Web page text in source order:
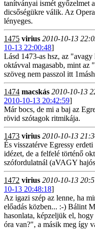
tanítványai ismét győzelmet
dicsőségükre válik. Az
lényeges.
1475 virius 2010-10-13
10-13 22:00:48]
Lásd 1473-as hsz, az
oktávval magasabb, mint az
szöveg nem passzol itt
1474 macskás 2010-10-13
2010-10-13 20:42:59]
Már bocs, de mi a baj az
rövid szótagok ritmikája.
1473 virius 2010-10-13
És visszatérve Egressy
idézet, de a felfelé történő
szófordulatnál (aVAGY
1472 virius 2010-10-13
10-13 20:48:18]
Az igazi szép az lenne, ha
előadás közben... :-) Bálint
hasonlata, képzeljük el,
óra van?", a másik meg így